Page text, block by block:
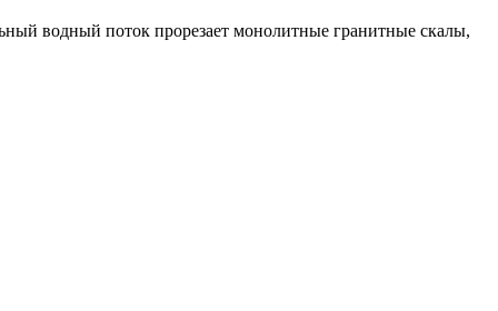
водный поток прорезает монолитные гранитные скалы,